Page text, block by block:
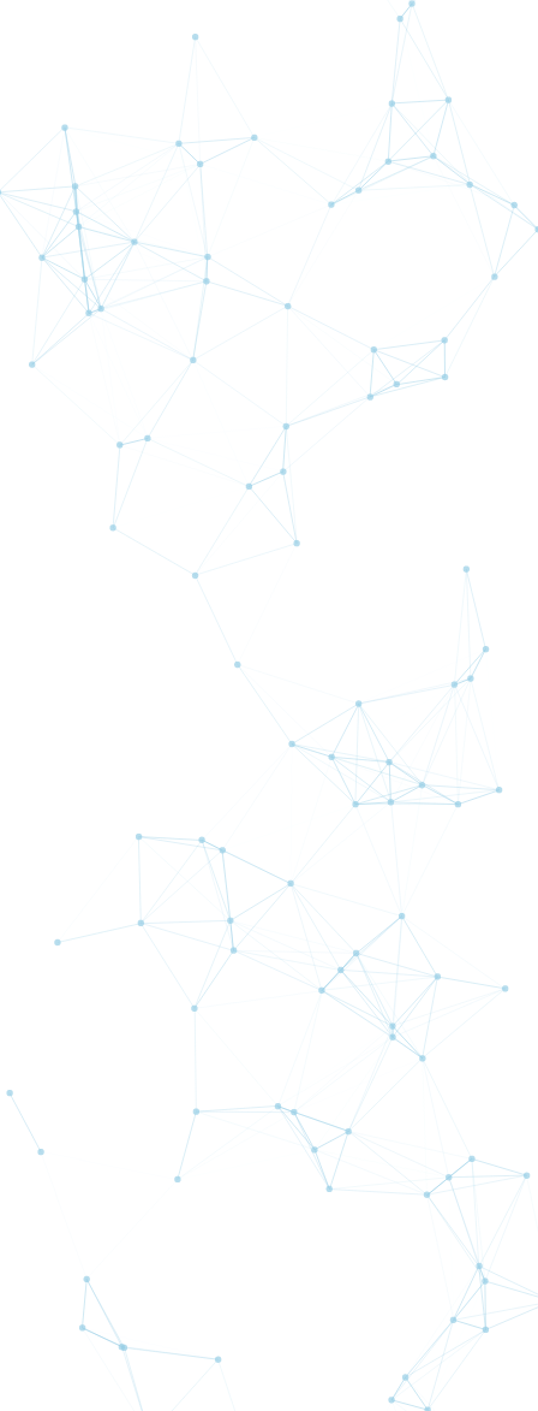
新規口座開設から始める
「Beatrice Excelsior」利用申請はこち